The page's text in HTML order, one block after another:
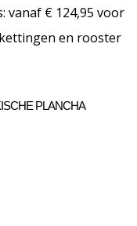
vanaf € 124,95 voor
en rooster
PLANCHA